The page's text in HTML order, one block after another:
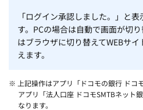
「ログイン承認しました。」と
す。PCの場合は自動で画面が切
はブラウザに切り替えてWEBサ
えます。
※ 上記操作はアプリ「ドコモの銀行 ドコ
アプリ「法人口座 ドコモSMTBネット
なります。